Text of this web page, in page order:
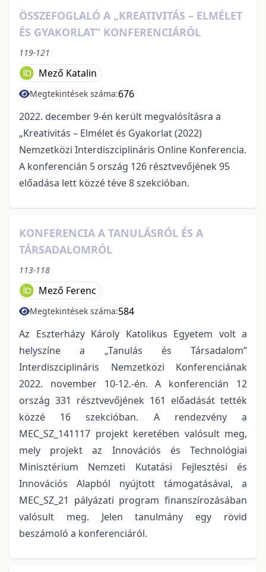
ÖSSZEFOGLALÓ A „KREATIVITÁS – ELMÉLET
ÉS GYAKORLAT” KONFERENCIÁRÓL
119-121
Mező Katalin
Megtekintések száma:676
2022. december 9-én került megvalósításra a
„Kreativitás – Elmélet és Gyakorlat (2022)
Nemzetközi Interdiszciplináris Online Konferencia.
A konferencián 5 ország 126 résztvevőjének 95
előadása lett közzé téve 8 szekcióban.
KONFERENCIA A TANULÁSRÓL ÉS A
TÁRSADALOMRÓL
113-118
Mező Ferenc
Megtekintések száma:584
Az Eszterházy Károly Katolikus Egyetem volt a
helyszíne a „Tanulás és Társadalom”
Interdiszciplináris Nemzetközi Konferenciának
2022. november 10-12.-én. A konferencián 12
ország 331 résztvevőjének 161 előadását tették
közzé 16 szekcióban. A rendezvény a
MEC_SZ_141117 projekt keretében valósult meg,
mely projekt az Innovációs és Technológiai
Minisztérium Nemzeti Kutatási Fejlesztési és
Innovációs Alapból nyújtott támogatásával, a
MEC_SZ_21 pályázati program finanszírozásában
valósult meg. Jelen tanulmány egy rövid
beszámoló a konferenciáról.